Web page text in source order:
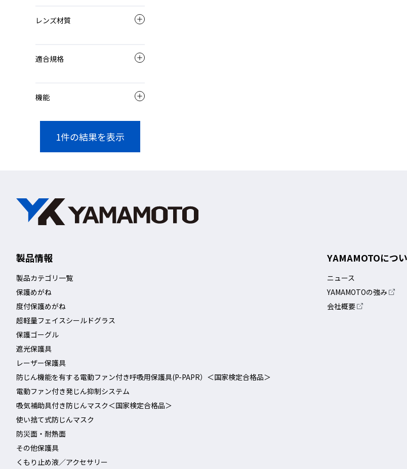
レンズ材質
適合規格
機能
1件の結果を表示
製品情報
製品カテゴリ一覧
保護めがね
度付保護めがね
超軽量フェイスシールドグラス
保護ゴーグル
遮光保護具
レーザー保護具
防じん機能を有する電動ファン付き呼吸用保護具(P-PAPR）＜国家検定合格品＞
電動ファン付き発じん抑制システム
吸気補助具付き防じんマスク＜国家検定合格品＞
使い捨て式防じんマスク
防災面・耐熱面
その他保護具
くもり止め液／アクセサリー
YAMAMOTOにつ
ニュース
YAMAMOTOの強み
会社概要